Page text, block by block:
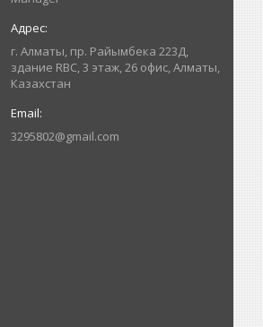
г. Алматы, пр. Райымбека 223Д,
здание RBC, 3 этаж, 26 офис, Алматы,
Казахстан
3295802@gmail.com